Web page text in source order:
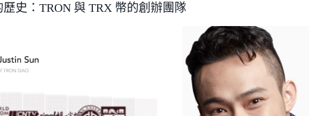
歷史：TRON 與 TRX 幣的創辦團隊